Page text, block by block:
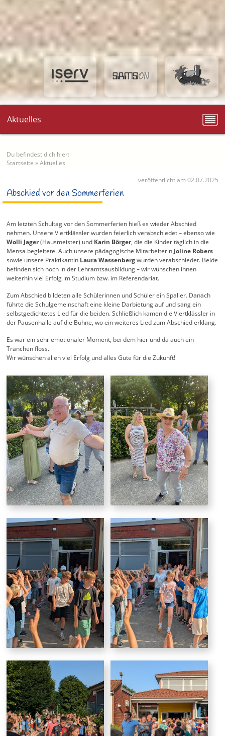
Aktuelles
Du befindest dich hier:
Startseite »Aktuelles
veröffentlicht am 02.07.2025
Abschied vor den Sommerferien
Am letzten Schultag vor den Sommerferien hieß es wieder Abschied
nehmen. Unsere Viertklässler wurden feierlich verabschiedet – ebenso wie
Wolli Jager(Hausmeister) und Karin Börger, die die Kinder täglich in die
Mensa begleitete. Auch unsere pädagogische Mitarbeiterin Joline Robers
sowie unsere Praktikantin Laura Wassenbergwurden verabschiedet. Beide
befinden sich noch in der Lehramtsausbildung – wir wünschen ihnen
weiterhin viel Erfolg im Studium bzw. im Referendariat.
Zum Abschied bildeten alle Schülerinnen und Schüler ein Spalier. Danach
führte die Schulgemeinschaft eine kleine Darbietung auf und sang ein
selbstgedichtetes Lied für die beiden. Schließlich kamen die Viertklässler in
der Pausenhalle auf die Bühne, wo ein weiteres Lied zum Abschied erklang.
Es war ein sehr emotionaler Moment, bei dem hier und da auch ein
Tränchen floss.
Wir wünschen allen viel Erfolg und alles Gute für die Zukunft!